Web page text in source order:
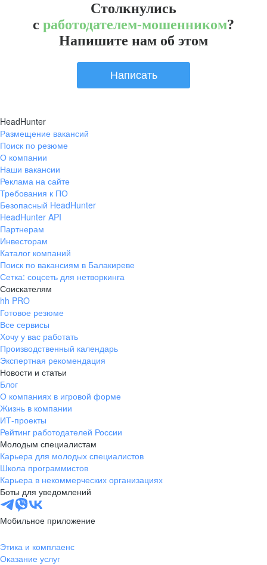
Столкнулись
с работодателем-мошенником?
Напишите нам об этом
Написать
HeadHunter
Размещение вакансий
Поиск по резюме
О компании
Наши вакансии
Реклама на сайте
Требования к ПО
Безопасный HeadHunter
HeadHunter API
Партнерам
Инвесторам
Каталог компаний
Поиск по вакансиям в Балакиреве
Сетка: соцсеть для нетворкинга
Соискателям
hh PRO
Готовое резюме
Все сервисы
Хочу у вас работать
Производственный календарь
Экспертная рекомендация
Новости и статьи
Блог
О компаниях в игровой форме
Жизнь в компании
ИТ-проекты
Рейтинг работодателей России
Молодым специалистам
Карьера для молодых специалистов
Школа программистов
Карьера в некоммерческих организациях
Боты для уведомлений
Мобильное приложение
Этика и комплаенс
Оказание услуг